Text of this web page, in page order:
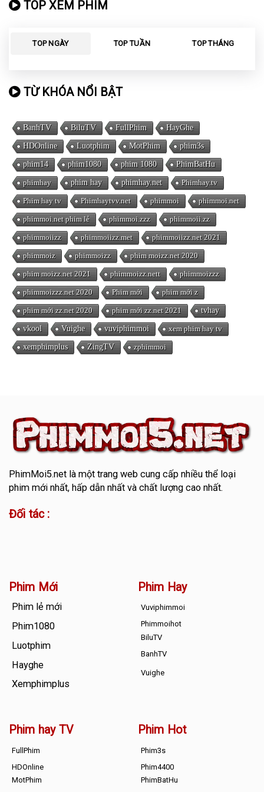
TOP XEM PHIM
TOP NGÀY TOP TUẦN TOP THÁNG
TỪ KHÓA NỔI BẬT
BanhTV BiluTV FullPhim HayGhe
HDOnline Luotphim MotPhim phim3s
phim14 phim1080 phim 1080 PhimBatHu
phimhay phim hay phimhay.net Phimhay.tv
Phim hay tv Phimhaytvv.net phimmoi phimmoi.net
phimmoi.net phim lẻ phimmoi.zzz phimmoii.zz
phimmoiizz phimmoiizz.met phimmoiizz.net 2021
phimmoiz phimmoizz phim moizz.net 2020
phim moizz.net 2021 phimmoizz.nett phimmoizzz
phimmoizzz.net 2020 Phim mới phim mới z
phim mới zz.net 2020 phim mới zz.net 2021 tvhay
vkool Vuighe vuviphimmoi xem phim hay tv
xemphimplus ZingTV zphimmoi
PhimMoi5.netlà một trang web cung cấp nhiều thể loại
phim mới nhất, hấp dẫn nhất và chất lượng cao nhất.
Đối tác :
Phim Mới
Phim lẻ mới
Phim1080
Luotphim
Hayghe
Xemphimplus
Phim Hay
Vuviphimmoi
Phimmoihot
BiluTV
BanhTV
Vuighe
Phim hay TV
FullPhim
HDOnline
MotPhim
Phim Hot
Phim3s
Phim4400
PhimBatHu